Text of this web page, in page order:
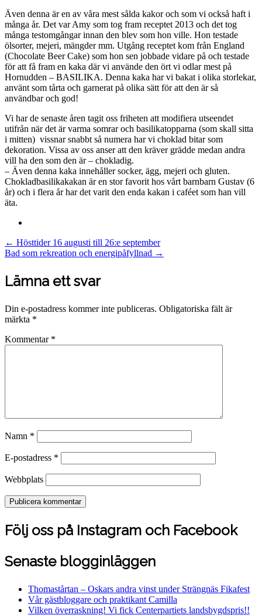
Även denna är en av våra mest sålda kakor och som vi också haft i
många år. Det var Amy som tog fram receptet 2013 och det tog
många testomgångar innan den blev som hon ville. Hon testade
ölsorter, mejeri, mängder mm. Utgång receptet kom från England
(Chocolate Beer Cake) som hon sen jobbade vidare på och testade
för att få fram en kaka där vi använde den ört vi odlar mest på
Hornudden – BASILIKA. Denna kaka har vi bakat i olika storlekar,
använt som tårta och garnerat på olika sätt för att den är så
användbar och god!
Vi har de senaste åren tagit oss friheten att modifiera utseendet
utifrån när det är varma somrar och basilikatopparna (som skall sitta
i mitten) vissnar snabbt så numera har vi choklad bitar som
dekoration. Vissa av oss anser att den kräver grädde medan andra
vill ha den som den är – chokladig.
– Även denna kaka innehåller socker, ägg, mejeri och gluten.
Chokladbasilikakakan är en stor favorit hos vårt barnbarn Gustav (6
år) och i flera år har det varit den enda kakan i caféet som han vill
äta.
Post
navigation
← Hösttider 16 augusti till 26:e september
Bad som rekreation och energipåfyllnad →
Lämna ett svar
Din e-postadress kommer inte publiceras. Obligatoriska fält är
märkta *
Kommentar *
Namn *
E-postadress *
Webbplats
Följ oss på Instagram och Facebook
Senaste blogginläggen
Thomastårtan – Oskars andra vinst under Strängnäs Fikafest
Vår gästbloggare och praktikant Camilla
Vilken överraskning! Vi fick Centerpartiets landsbygdspris!!